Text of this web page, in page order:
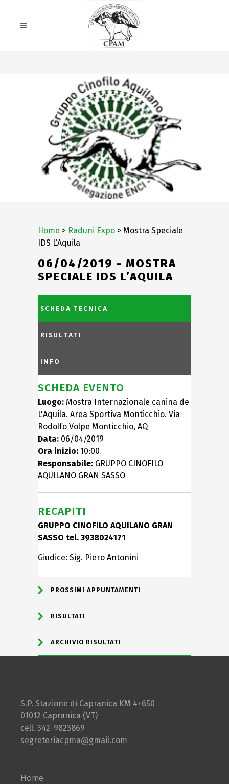
Home > Raduni Expo > Mostra Speciale
IDS L’Aquila
06/04/2019 - MOSTRA
SPECIALE IDS L’AQUILA
SCHEDA TECNICA
RISULTATI
INFO
SCHEDA EVENTO
Luogo: Mostra Internazionale canina de
L'Aquila. Area Sportiva Monticchio. Via
Rodolfo Volpe Monticchio, AQ
Data: 06/04/2019
Ora inizio: 10:00
Responsabile: GRUPPO CINOFILO
AQUILANO GRAN SASSO
RECAPITI
GRUPPO CINOFILO AQUILANO GRAN
SASSO tel. 3938024171
Giudice: Sig. Piero Antonini
PROSSIMI APPUNTAMENTI
RISULTATI
ARCHIVIO RISULTATI
S.P. Stazione di Capranica KM 4+650
01012 Capranica (VT)
cell. 342-9823869
segreteriacpma@gmail.com
Home